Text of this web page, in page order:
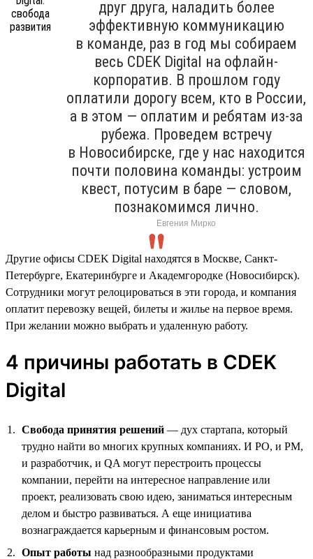
друг друга, наладить более
эффективную коммуникацию
в команде, раз в год мы собираем
весь CDEK Digital на офлайн-
корпоратив. В прошлом году
оплатили дорогу всем, кто в России,
а в этом — оплатим и ребятам из-за
рубежа. Проведем встречу
в Новосибирске, где у нас находится
почти половина команды: устроим
квест, потусим в баре — словом,
познакомимся лично.
Евгения Мирко
Другие офисы CDEK Digital находятся в Москве, Санкт-
Петербурге, Екатеринбурге и Академгородке (Новосибирск).
Сотрудники могут релоцироваться в эти города, и компания
оплатит перевозку вещей, билеты и жилье на первое время.
При желании можно выбрать и удаленную работу.
4 причины работать в CDEK
Digital
Свобода принятия решений — дух стартапа, который
трудно найти во многих крупных компаниях. И PO, и PM,
и разработчик, и QA могут перестроить процессы
компании, перейти на интересное направление или
проект, реализовать свою идею, заниматься интересным
делом и быстро развиваться. А еще инициатива
вознаграждается карьерным и финансовым ростом.
Опыт работы над разнообразными продуктами